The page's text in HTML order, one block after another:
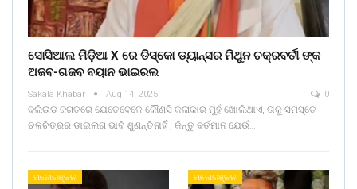
ସୋସିଆଲ ମିଡ଼ିଆ X ରେ ଡିସ୍କୋ ଡ୍ୟାନ୍ସର ମିଥୁନ ଚକ୍ରବର୍ତୀ ଙ୍କ
ଅଜବ-ଗଜବ ବୟାନ ଭାଇରଲ
Sakala Khabar Aug 14, 2025 0
ବଲିଉଡ ଜଗତରେ ଯେତେବେଳେ କୌଣସି କଳାକାର ମୁହଁ ଖୋଲିଥାଏ, ତାକୁ ସମସ୍ତେ
ଚଳଚିତ୍ରର ଡାଇଲଗ ଭାବି ଶୁଣନ୍ତିନାହିଁ , କିନ୍ତୁ ବର୍ତମାନ ଯେଉଁ…
ମନୋରଞ୍ଜନ ମନୋରଞ୍ଜନ